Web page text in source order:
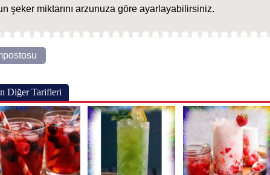
şeker miktarını arzunuza göre ayarlayabilirsiniz.
Diğer Tarifleri